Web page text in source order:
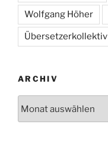
Wolfgang Höher
Übersetzerkollektiv
ARCHIV